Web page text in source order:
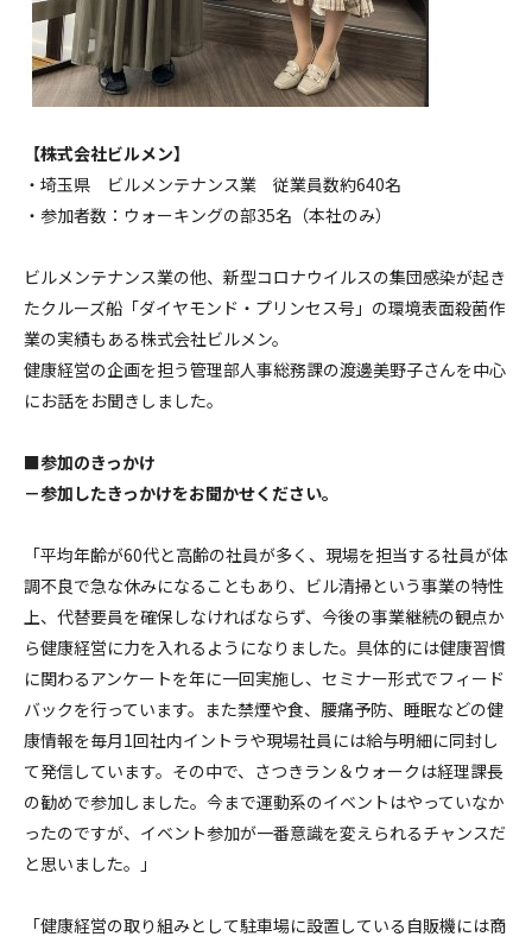
【株式会社ビルメン】
・埼玉県 ビルメンテナンス業 従業員数約640名
・参加者数：ウォーキングの部35名（本社のみ）
ビルメンテナンス業の他、新型コロナウイルスの集団感染が起き
たクルーズ船「ダイヤモンド・プリンセス号」の環境表面殺菌作
業の実績もある株式会社ビルメン。
健康経営の企画を担う管理部人事総務課の渡邊美野子さんを中心
にお話をお聞きしました。
■参加のきっかけ
－参加したきっかけをお聞かせください。
「平均年齢が60代と高齢の社員が多く、現場を担当する社員が体
調不良で急な休みになることもあり、ビル清掃という事業の特性
上、代替要員を確保しなければならず、今後の事業継続の観点か
ら健康経営に力を入れるようになりました。具体的には健康習慣
に関わるアンケートを年に一回実施し、セミナー形式でフィード
バックを行っています。また禁煙や食、腰痛予防、睡眠などの健
康情報を毎月1回社内イントラや現場社員には給与明細に同封し
て発信しています。その中で、さつきラン＆ウォークは経理課長
の勧めで参加しました。今まで運動系のイベントはやっていなか
ったのですが、イベント参加が一番意識を変えられるチャンスだ
と思いました。」
「健康経営の取り組みとして駐車場に設置している自販機には商